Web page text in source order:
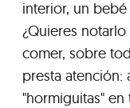
interior, un
¿Quieres
comer, sobre
presta atención:
"hormiguitas" en